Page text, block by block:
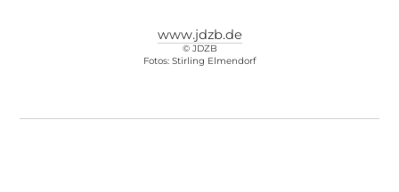
www.jdzb.de
© JDZB
Fotos: Stirling Elmendorf